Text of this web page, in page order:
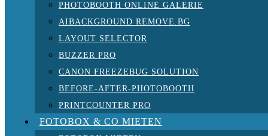
PHOTOBOOTH ONLINE GALERIE
AIBACKGROUND REMOVE.BG
LAYOUT SELECTOR
BUZZER PRO
CANON FREEZEBUG SOLUTION
BEFORE-AFTER-PHOTOBOOTH
PRINTCOUNTER PRO
FOTOBOX & CO MIETEN